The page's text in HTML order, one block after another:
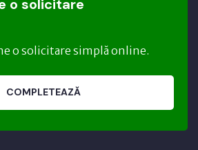
o solicitare
o solicitare simplă online.
COMPLETEAZĂ